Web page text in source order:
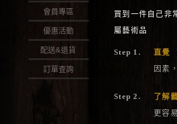
會員專區
優惠活動
配送&退貨
訂單查詢
買到一件自己非
屬藝術品
Step 1. 直覺
因素
Step 2. 了解
更容